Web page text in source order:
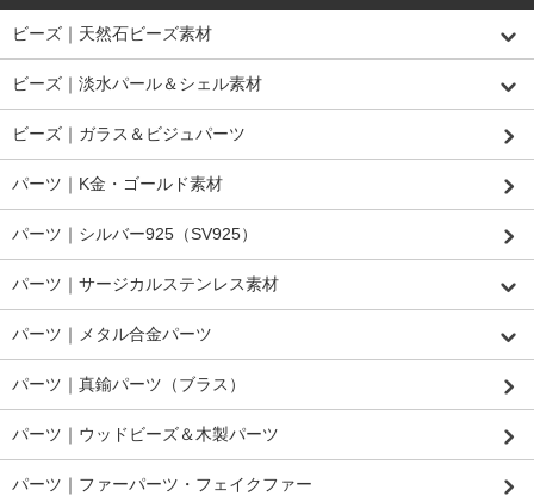
ビーズ｜天然石ビーズ素材
ビーズ｜淡水パール＆シェル素材
ビーズ｜ガラス＆ビジュパーツ
パーツ｜K金・ゴールド素材
パーツ｜シルバー925（SV925）
パーツ｜サージカルステンレス素材
パーツ｜メタル合金パーツ
パーツ｜真鍮パーツ（ブラス）
パーツ｜ウッドビーズ＆木製パーツ
パーツ｜ファーパーツ・フェイクファー